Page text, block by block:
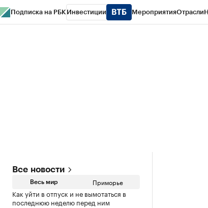
Подписка на РБК Инвестиции МероприятияОтрасли
Все новости
Весь мир Приморье
Как уйти в отпуск и не вымотаться в
последнюю неделю перед ним